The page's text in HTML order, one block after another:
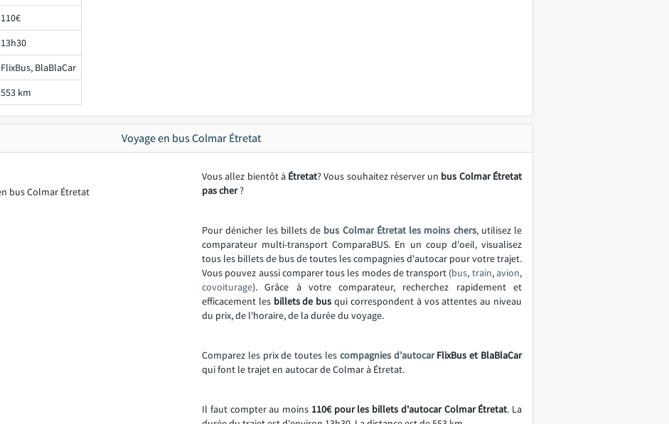
110€
13h30
FlixBus, BlaBlaCar
553 km
Voyage en bus Colmar Étretat
Vous allez bientôt à Étretat? Vous souhaitez réserver un bus Colmar Étretat
pas cher?
Pour dénicher les billets de bus Colmar Étretat les moins chers, utilisez le
comparateur multi-transport ComparaBUS. En un coup d'oeil, visualisez
tous les billets de bus de toutes les compagnies d'autocar pour votre trajet.
Vous pouvez aussi comparer tous les modes de transport (bus, train,avion,
covoiturage). Grâce à votre comparateur, recherchez rapidement et
efficacement les billets de bus qui correspondent à vos attentes au niveau
du prix, de l'horaire, de la durée du voyage.
Comparez les prix de toutes les compagnies d’autocarFlixBus et BlaBlaCar
qui font le trajet en autocar de Colmar à Étretat.
Il faut compter au moins 110€ pour les billets d'autocar Colmar Étretat. La